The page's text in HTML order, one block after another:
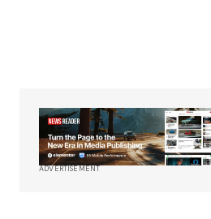
ADVERTISEMENT